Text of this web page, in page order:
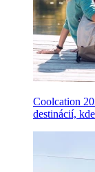
Coolcation
destinácií,